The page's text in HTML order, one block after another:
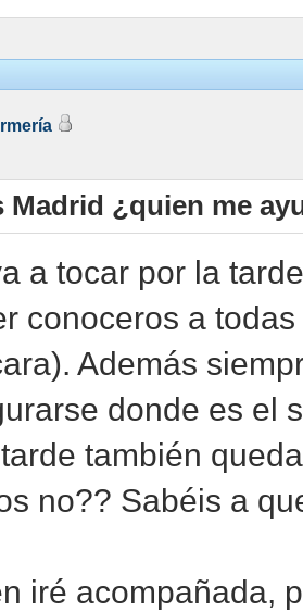
Madrid ¿quien me
a tocar por la
conoceros a
Además
donde es el
también
no?? Sabéis a
iré acompañada,